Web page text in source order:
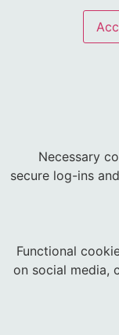
Necessary
secure log-ins
Functional
on social media,